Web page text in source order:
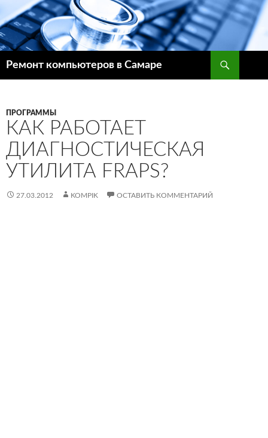
Ремонт компьютеров в Самаре
ПРОГРАММЫ
КАК РАБОТАЕТ
ДИАГНОСТИЧЕСКАЯ
УТИЛИТА FRAPS?
27.03.2012 KOMPIK ОСТАВИТЬ КОММЕНТАРИЙ